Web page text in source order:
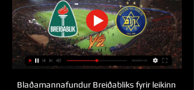
Blaðamannafundur Breiðabliks fyrir leikinn